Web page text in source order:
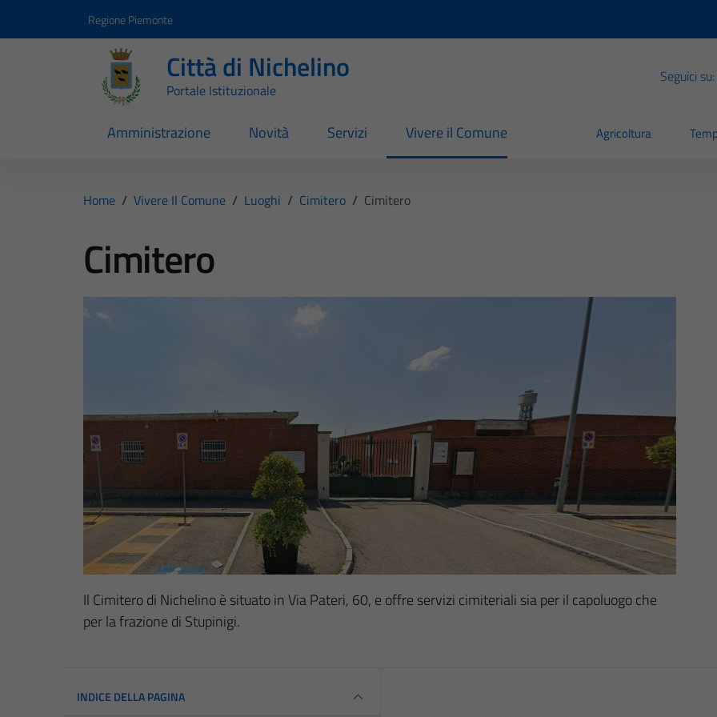
Regione Piemonte
Città di Nichelino
Portale Istituzionale
Seguici su:
Amministrazione Novità Servizi Vivere il Comune Agricoltura
Home / Vivere Il Comune / Luoghi / Cimitero / Cimitero
Cimitero
Il Cimitero di Nichelino è situato in Via Pateri, 60, e offre servizi cimiteriali sia per il capoluogo che
per la frazione di Stupinigi.
INDICE DELLA PAGINA